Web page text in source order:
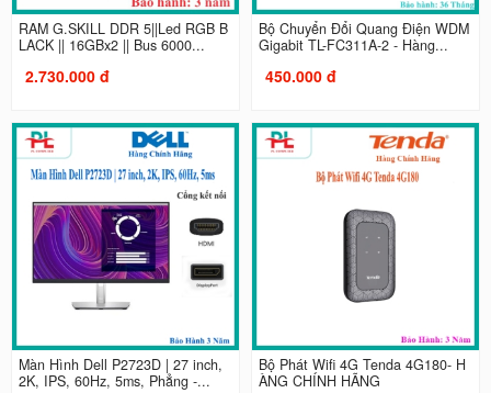
RAM G.SKILL DDR 5||Led RGB B
LACK || 16GBx2 || Bus 6000...
2.730.000 đ
Bộ Chuyển Đổi Quang Điện WDM
Gigabit TL-FC311A-2 - Hàng...
450.000 đ
Màn Hình Dell P2723D | 27 inch,
2K, IPS, 60Hz, 5ms, Phẳng -...
Bộ Phát Wifi 4G Tenda 4G180- H
ÀNG CHÍNH HÃNG